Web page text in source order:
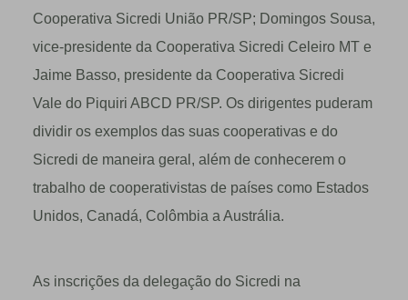
Cooperativa Sicredi União PR/SP; Domingos Sousa,
vice-presidente da Cooperativa Sicredi Celeiro MT e
Jaime Basso, presidente da Cooperativa Sicredi
Vale do Piquiri ABCD PR/SP. Os dirigentes puderam
dividir os exemplos das suas cooperativas e do
Sicredi de maneira geral, além de conhecerem o
trabalho de cooperativistas de países como Estados
Unidos, Canadá, Colômbia a Austrália.
As inscrições da delegação do Sicredi na